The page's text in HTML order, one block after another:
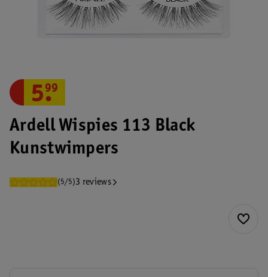
Ardell Wispies 113 Black
Kunstwimpers
(5/5)3 reviews
5.
99